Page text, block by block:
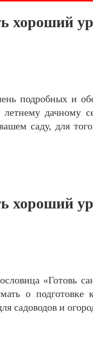
хороший
подробных и
дачному
саду, для
хороший
«Готовь
о подготовке
садоводов и